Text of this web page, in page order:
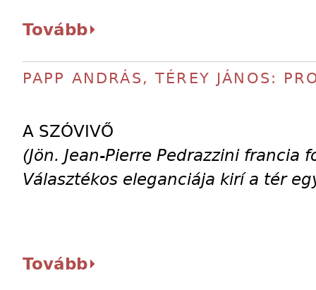
Tovább
PAPP ANDRÁS, TÉREY JÁNOS:
A SZÓVIVŐ
(Jön. Jean-Pierre Pedrazzini
Választékos eleganciája kirí a tér
Tovább